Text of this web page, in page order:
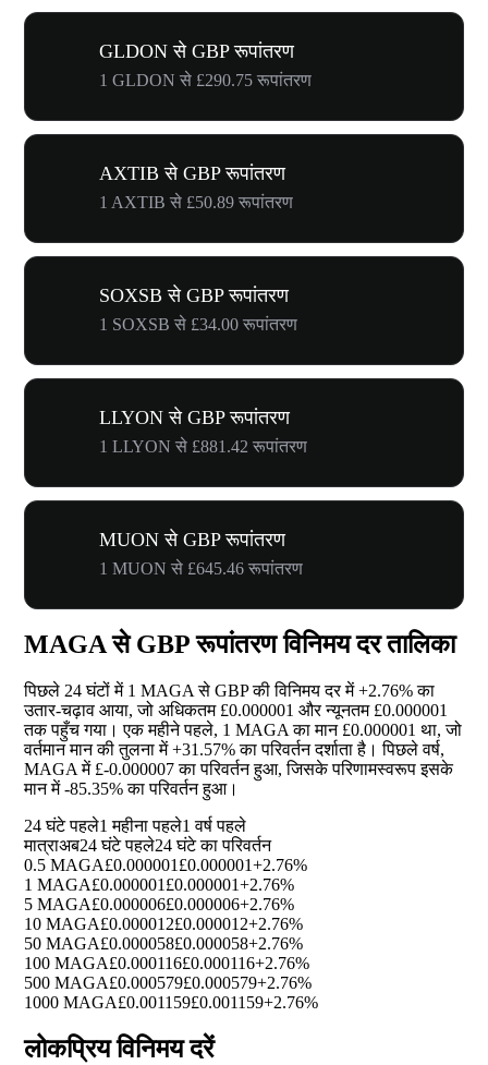
GLDON से GBP रूपांतरण
1 GLDON से £290.75 रूपांतरण
AXTIB से GBP रूपांतरण
1 AXTIB से £50.89 रूपांतरण
SOXSB से GBP रूपांतरण
1 SOXSB से £34.00 रूपांतरण
LLYON से GBP रूपांतरण
1 LLYON से £881.42 रूपांतरण
MUON से GBP रूपांतरण
1 MUON से £645.46 रूपांतरण
MAGA से GBP रूपांतरण विनिमय दर तालिका
पिछले 24 घंटों में 1 MAGA से GBP की विनिमय दर में+2.76%का
उतार-चढ़ाव आया, जो अधिकतम £0.000001 और न्यूनतम £0.000001
तक पहुँच गया। एक महीने पहले, 1 MAGA का मान £0.000001 था, जो
वर्तमान मान की तुलना में+31.57%का परिवर्तन दर्शाता है। पिछले वर्ष,
MAGA में £-0.000007 का परिवर्तन हुआ, जिसके परिणामस्वरूप इसके
मान में-85.35%का परिवर्तन हुआ।
24 घंटे पहले1 महीना पहले1 वर्ष पहले
मात्राअब24 घंटे पहले24 घंटे का परिवर्तन
0.5 MAGA£0.000001 £0.000001+2.76%
1 MAGA£0.000001 £0.000001+2.76%
5 MAGA£0.000006£0.000006+2.76%
10 MAGA£0.000012£0.000012+2.76%
50 MAGA£0.000058£0.000058+2.76%
100 MAGA£0.000116£0.000116+2.76%
500 MAGA£0.000579£0.000579+2.76%
1000 MAGA£0.001159£0.001159+2.76%
लोकप्रिय विनिमय दरें